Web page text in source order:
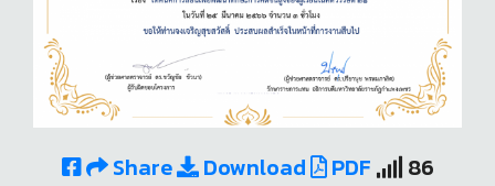
Share Download PDF 86